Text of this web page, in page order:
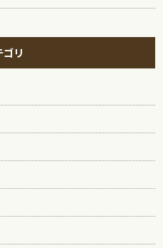
ゴリ